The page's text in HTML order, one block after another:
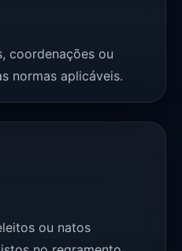
coordenações ou
normas aplicáveis.
ou natos